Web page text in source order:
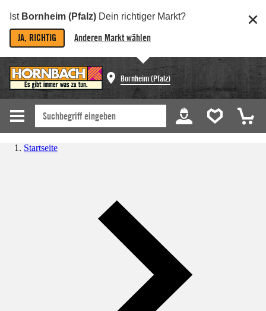
Ist Bornheim (Pfalz) Dein richtiger Markt?
JA, RICHTIG Anderen Markt wählen
Bornheim (Pfalz)
Startseite